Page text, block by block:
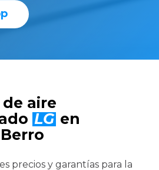
p
aire
LG en
precios y garantías para la